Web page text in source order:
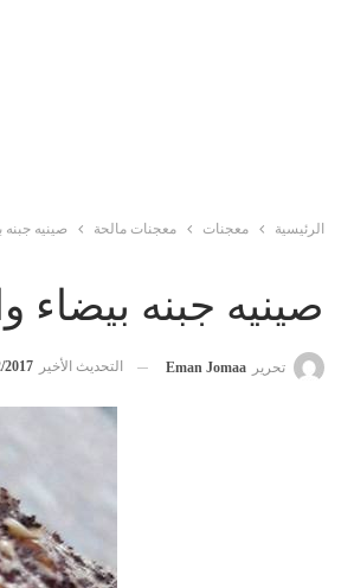
الرئيسية معجنات معجنات مالحة صينيه جبنه
صينيه جبنه بيضاء
تحرير Eman Jomaa التحديث الأخير 2017